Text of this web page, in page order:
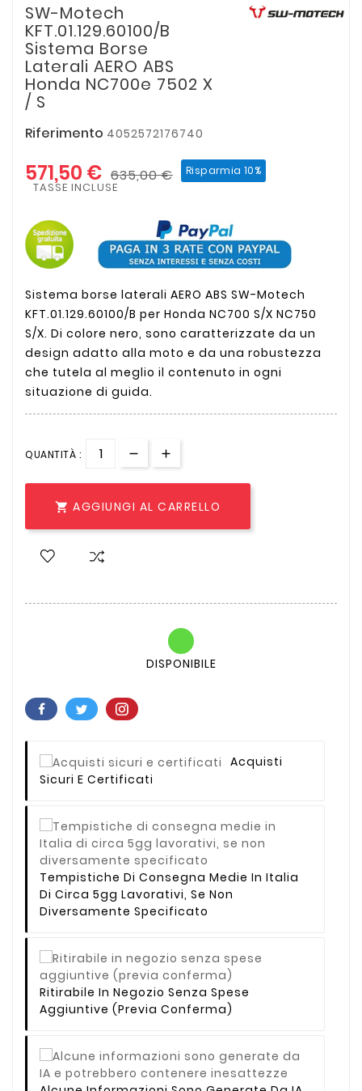
SW-Motech
KFT.01.129.60100/B
Sistema Borse
Laterali AERO ABS
Honda NC700e 7502 X
/ S
Riferimento 4052572176740
571,50 € 635,00 € Risparmia 10%
TASSE INCLUSE
Sistema borse laterali AERO ABS SW-Motech
KFT.01.129.60100/B per Honda NC700 S/X NC750
S/X. Di colore nero, sono caratterizzate da un
design adatto alla moto e da una robustezza
che tutela al meglio il contenuto in ogni
situazione di guida.
QUANTITÀ :
 AGGIUNGI AL CARRELLO
DISPONIBILE
Acquisti
Sicuri E Certificati
Tempistiche Di Consegna Medie In Italia
Di Circa 5gg Lavorativi, Se Non
Diversamente Specificato
Ritirabile In Negozio Senza Spese
Aggiuntive (previa Conferma)